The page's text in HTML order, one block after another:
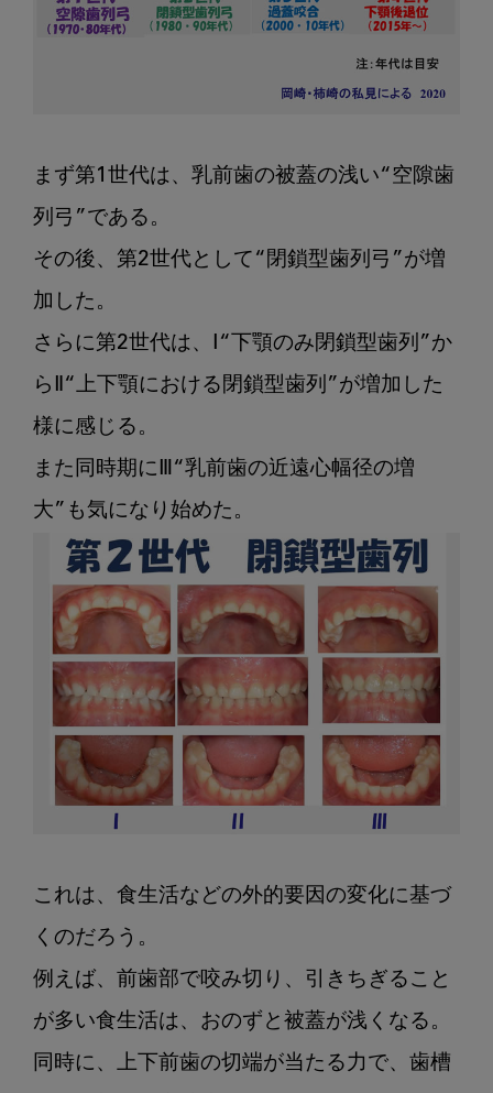
化
2
代
の
歯
列
まず第1世代は、乳前歯の被蓋の浅い“空隙歯
列弓”である。
その後、第2世代として“閉鎖型歯列弓”が増
加した。
さらに第2世代は、Ⅰ“下顎のみ閉鎖型歯列”か
らⅡ“上下顎における閉鎖型歯列”が増加した
様に感じる。
また同時期にⅢ“乳前歯の近遠心幅径の増
これは、食生活などの外的要因の変化に基づ
くのだろう。
例えば、前歯部で咬み切り、引きちぎること
が多い食生活は、おのずと被蓋が浅くなる。
同時に、上下前歯の切端が当たる力で、歯槽